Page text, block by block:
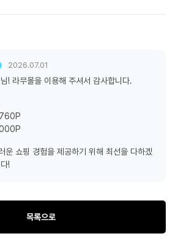
2026.07.01
! 라무몰을 이용해 주셔서 감사합니다.
운 쇼핑 경험을 제공하기 위해 최선을 다하겠
!
목록으로